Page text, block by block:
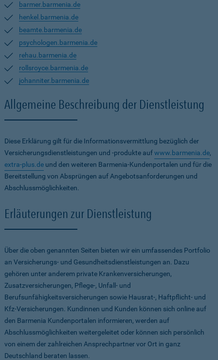
barmer.barmenia.de
henkel.barmenia.de
beamte.barmenia.de
psychologen.barmenia.de
rehau.barmenia.de
rollsroyce.barmenia.de
johanniter.barmenia.de
Allgemeine Beschreibung der Dienstleistung
Diese Erklärung gilt für die Informationsvermittlung bezüglich der
Versicherungsdienstleistungen und -produkte aufwww.barmenia.de,
extra-plus.de und den weiteren Barmenia-Kundenportalen und für die
Bereitstellung von Absprüngen auf Angebotsanforderungen und
Abschlussmöglichkeiten.
Erläuterungen zur Dienstleistung
Über die oben genannten Seiten bieten wir ein umfassendes Portfolio
an Versicherungs- und Gesundheitsdienstleistungen an. Dazu
gehören unter anderem private Krankenversicherungen,
Zusatzversicherungen, Pflege-, Unfall- und
Berufsunfähigkeitsversicherungen sowie Hausrat-, Haftpflicht- und
Kfz-Versicherungen. Kundinnen und Kunden können sich online auf
den Barmenia Kundenportalen informieren, werden auf
Abschlussmöglichkeiten weitergeleitet oder können sich persönlich
von einem der zahlreichen Ansprechpartner vor Ort in ganz
Deutschland beraten lassen.